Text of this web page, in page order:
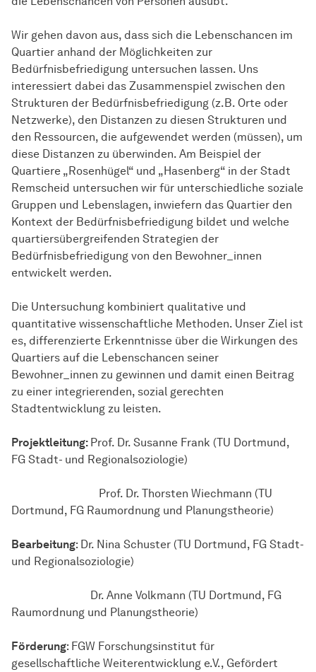
Wir gehen davon aus, dass sich die Lebenschancen im
Quartier anhand der Möglichkeiten zur
Bedürfnisbefriedigung untersuchen lassen. Uns
interessiert dabei das Zusammenspiel zwischen den
Strukturen der Bedürfnisbefriedigung (z.B. Orte oder
Netzwerke), den Distanzen zu diesen Strukturen und
den Ressourcen, die aufgewendet werden (müssen), um
diese Distanzen zu überwinden. Am Beispiel der
Quartiere „Rosenhügel“ und „Hasenberg“ in der Stadt
Remscheid untersuchen wir für unterschiedliche soziale
Gruppen und Lebenslagen, inwiefern das Quartier den
Kontext der Bedürfnisbefriedigung bildet und welche
quartiersübergreifenden Strategien der
Bedürfnisbefriedigung von den Bewohner_innen
entwickelt werden.
Die Untersuchung kombiniert qualitative und
quantitative wissenschaftliche Methoden. Unser Ziel ist
es, differenzierte Erkenntnisse über die Wirkungen des
Quartiers auf die Lebenschancen seiner
Bewohner_innen zu gewinnen und damit einen Beitrag
zu einer integrierenden, sozial gerechten
Stadtentwicklung zu leisten.
Projektleitung: Prof. Dr. Susanne Frank (TU Dortmund,
FG Stadt- und Regionalsoziologie)
Prof. Dr. Thorsten Wiechmann (TU
Dortmund, FG Raumordnung und Planungstheorie)
Bearbeitung: Dr. Nina Schuster (TU Dortmund, FG Stadt-
und Regionalsoziologie)
Dr. Anne Volkmann (TU Dortmund, FG
Raumordnung und Planungstheorie)
Förderung: FGW Forschungsinstitut für
gesellschaftliche Weiterentwicklung e.V., Gefördert